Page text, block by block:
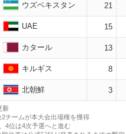
ウズベキスタン 21
UAE 15
カタール 13
キルギス 8
北朝鮮 3
チームが本大会出場権を獲得
4位は4次予選へと進む